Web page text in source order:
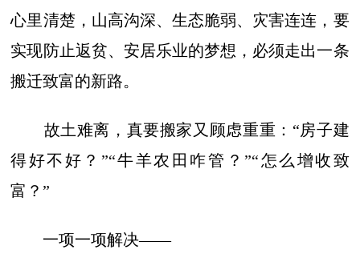
心里清楚，山高沟深、生态脆弱、灾害连连，要
实现防止返贫、安居乐业的梦想，必须走出一条
搬迁致富的新路。
故土难离，真要搬家又顾虑重重：“房子建
得好不好？”“牛羊农田咋管？”“怎么增收致
富？”
一项一项解决——